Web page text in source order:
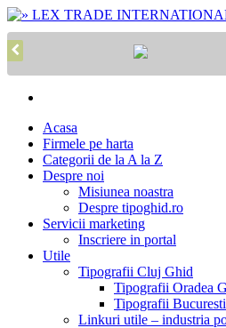
Acasa
Firmele pe harta
Categorii de la A la Z
Despre noi
Misiunea noastra
Despre tipoghid.ro
Servicii marketing
Inscriere in portal
Utile
Tipografii Cluj Ghid
Tipografii Oradea
Tipografii
Linkuri utile – industria